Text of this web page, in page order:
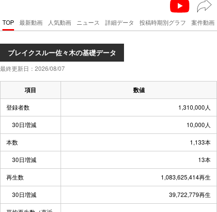
TOP 最新動画 人気動画 ニュース 詳細データ 投稿時期別グラフ 案件動画
ブレイクスルー佐々木の基礎データ
最終更新日：2026/08/07
項目 数値
登録者数 1,310,000人
30日増減 10,000人
本数 1,133本
30日増減 13本
再生数 1,083,625,414再生
30日増減 39,722,779再生